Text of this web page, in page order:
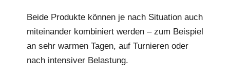
Beide Produkte können je nach Situation auch
miteinander kombiniert werden – zum Beispiel
an sehr warmen Tagen, auf Turnieren oder
nach intensiver Belastung.